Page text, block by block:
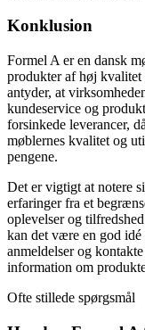
Konklusion
Formel A er en dansk
produkter af høj kvalitet
antyder, at
kundeservice og
forsinkede leverancer,
møblernes kvalitet og
pengene.
Det er vigtigt at notere
erfaringer fra et
oplevelser og
kan det være en god
anmeldelser og
information om
Ofte stillede spørgsmål